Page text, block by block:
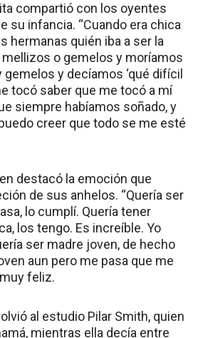
compartió con los oyentes
su infancia. “Cuando era chica
hermanas quién iba a ser la
o gemelos y moríamos
y decíamos ‘qué difícil
tocó saber que me tocó a mí
siempre habíamos soñado, y
creer que todo se me esté
destacó la emoción que
de sus anhelos. “Quería ser
lo cumplí. Quería tener
los tengo. Es increíble. Yo
ser madre joven, de hecho
aun pero me pasa que me
feliz.
al estudio Pilar Smith, quien
mientras ella decía entre